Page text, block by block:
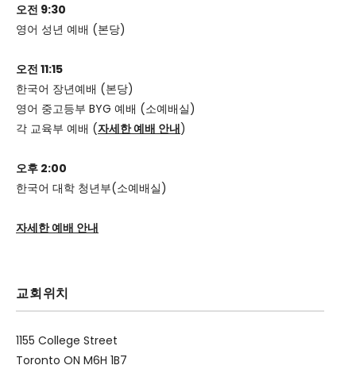
오전 9:30
영어 성년 예배 (본당)
오전 11:15
한국어 장년예배 (본당)
영어 중고등부 BYG 예배 (소예배실)
각 교육부 예배 (자세한 예배 안내)
오후 2:00
한국어 대학 청년부(소예배실)
자세한 예배 안내
교회위치
1155 College Street
Toronto ON M6H 1B7